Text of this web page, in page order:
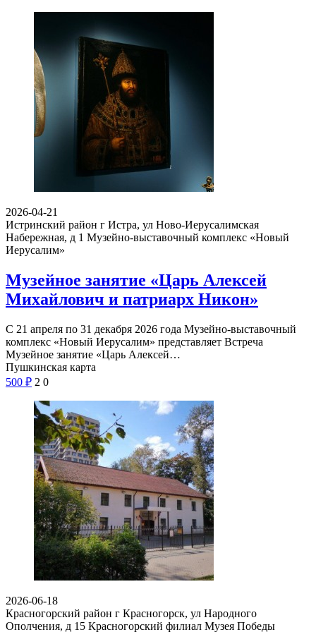
2026-04-21
Истринский район г Истра, ул Ново-Иерусалимская
Набережная, д 1 Музейно-выставочный комплекс «Новый
Иерусалим»
Музейное занятие «Царь Алексей
Михайлович и патриарх Никон»
С 21 апреля по 31 декабря 2026 года Музейно-выставочный
комплекс «Новый Иерусалим» представляет Встреча
Музейное занятие «Царь Алексей…
Пушкинская карта
500 ₽ 2 0
2026-06-18
Красногорский район г Красногорск, ул Народного
Ополчения, д 15 Красногорский филиал Музея Победы